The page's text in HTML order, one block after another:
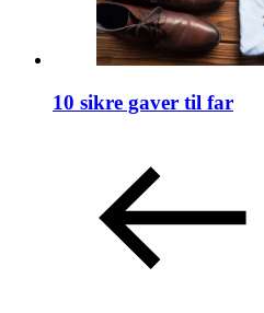
10 sikre gaver til far